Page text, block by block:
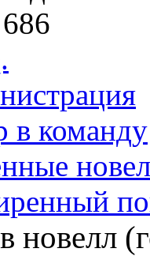
в команду
новелл